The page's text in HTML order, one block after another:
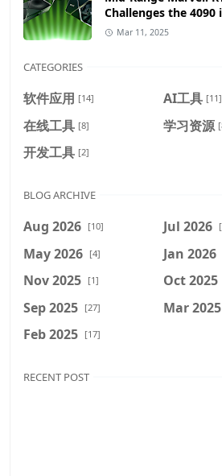
Challenges the 4090
Games
Mar 11, 2025
CATEGORIES
软件应用 [14] AI工具 [11]
在线工具 [8] 学习资源
开发工具 [2]
BLOG ARCHIVE
Aug 2026 [10] Jul 2026
May 2026 [4] Jan 2026
Nov 2025 [1] Oct 2025
Sep 2025 [27] Mar 2025
Feb 2025 [17]
RECENT POST